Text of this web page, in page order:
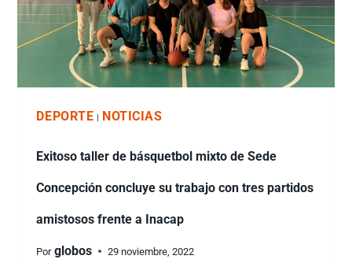
DEPORTE NOTICIAS
Exitoso taller de básquetbol mixto de Sede
Concepción concluye su trabajo con tres partidos
amistosos frente a Inacap
Por globos 29 noviembre, 2022